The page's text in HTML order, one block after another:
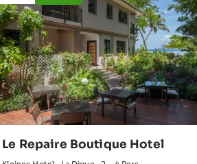
exklusiven Unterkünften müssen Sie sich
kümmern!
Le Repaire Boutique Hotel